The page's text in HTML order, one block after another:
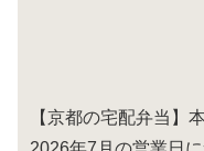
【京都の宅配弁当】